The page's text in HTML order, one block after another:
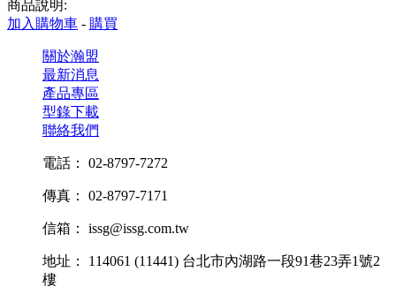
商品說明:
加入購物車 - 購買
關於瀚盟
最新消息
產品專區
型錄下載
聯絡我們
電話： 02-8797-7272
傳真： 02-8797-7171
信箱： issg@issg.com.tw
地址： 114061 (11441) 台北市內湖路一段91巷23弄1號2
樓